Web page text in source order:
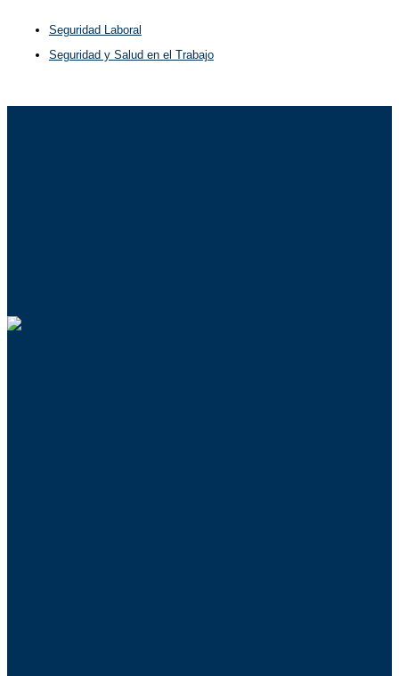
Seguridad Laboral
Seguridad y Salud en el Trabajo